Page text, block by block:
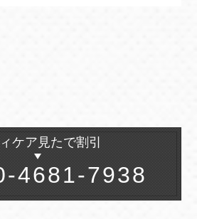
ケア見たで割引
4681-7938